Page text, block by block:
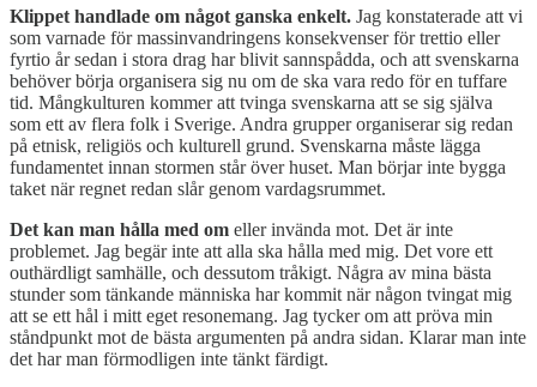
Klippet handlade om något ganska enkelt. Jag konstaterade att vi
som varnade för massinvandringens konsekvenser för trettio eller
fyrtio år sedan i stora drag har blivit sannspådda, och att svenskarna
behöver börja organisera sig nu om de ska vara redo för en tuffare
tid. Mångkulturen kommer att tvinga svenskarna att se sig själva
som ett av flera folk i Sverige. Andra grupper organiserar sig redan
på etnisk, religiös och kulturell grund. Svenskarna måste lägga
fundamentet innan stormen står över huset. Man börjar inte bygga
taket när regnet redan slår genom vardagsrummet.
Det kan man hålla med om eller invända mot. Det är inte
problemet. Jag begär inte att alla ska hålla med mig. Det vore ett
outhärdligt samhälle, och dessutom tråkigt. Några av mina bästa
stunder som tänkande människa har kommit när någon tvingat mig
att se ett hål i mitt eget resonemang. Jag tycker om att pröva min
ståndpunkt mot de bästa argumenten på andra sidan. Klarar man inte
det har man förmodligen inte tänkt färdigt.